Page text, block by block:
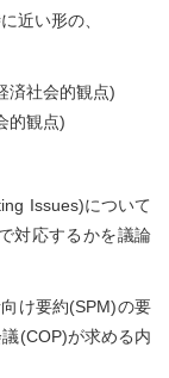
近い形の、
済社会的観点)
的観点)
Issues)について
対応するかを議論
け要約(SPM)の要
(COP)が求める内